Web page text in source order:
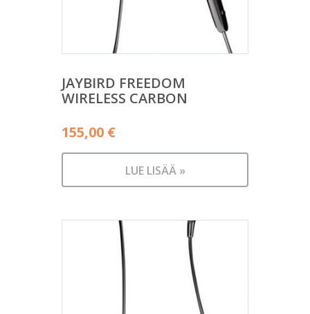
JAYBIRD FREEDOM
WIRELESS CARBON
155,00 €
LUE LISÄÄ »